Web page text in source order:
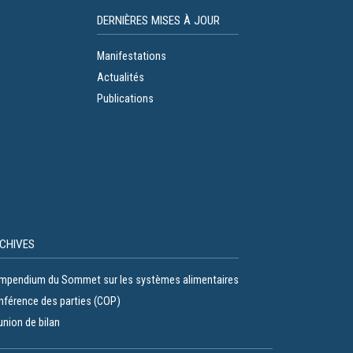
DERNIÈRES MISES À JOUR
Manifestations
Actualités
Publications
du Sommet sur les systèmes alimentaires
des parties (COP)
de bilan